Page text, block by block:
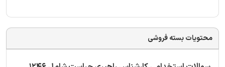
محتویات بسته فروشی